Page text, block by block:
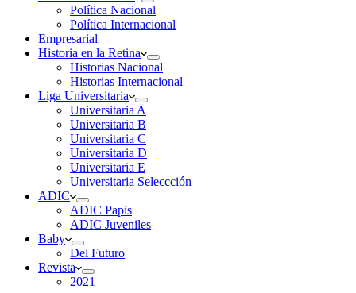
Política Nacional
Política Internacional
Empresarial
Historia en la Retina
Historias Nacional
Historias Internacional
Liga Universitaria
Universitaria A
Universitaria B
Universitaria C
Universitaria D
Universitaria E
Universitaria Seleccción
ADIC
ADIC Papis
ADIC Juveniles
Baby
Del Futuro
Revista
2021